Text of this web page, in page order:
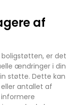
af
er det
ændringer i din
støtte. Dette kan
antallet af